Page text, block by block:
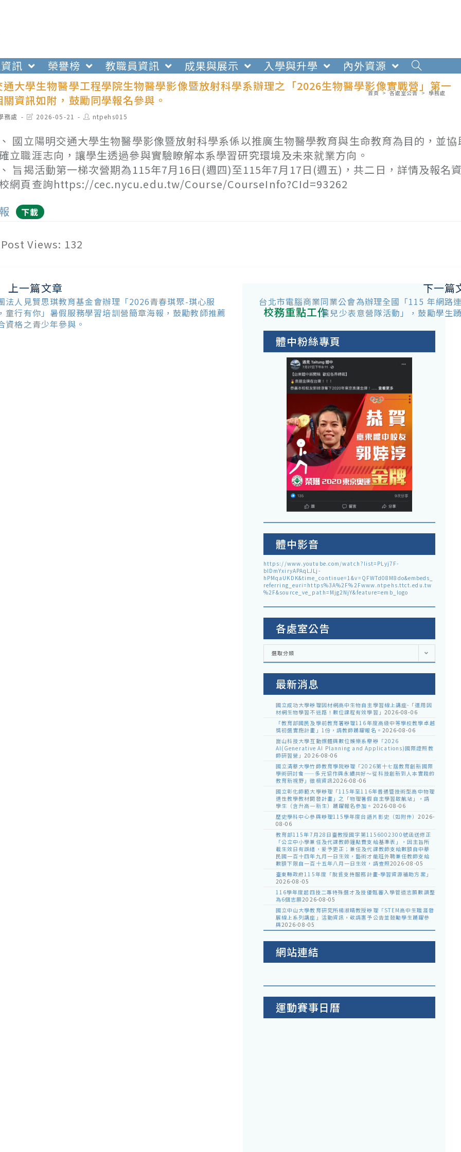
訊 榮譽榜 教職員資訊 成果與展示 入學與升學
內外資源
通大學生物醫學工程學院生物醫學影像暨放射科學系辦理之「2026生物醫學影像實戰營」第一
資訊如附，鼓勵同學報名參與。
首頁 > 各處室公告 > 學務處
務處
Post2026-05-21
Post
author:
ntpehs015
國立陽明交通大學生物醫學影像暨放射科學系係以推廣生物醫學教育與生命教育為目的，並
立職涯志向，讓學生透過參與實驗瞭解本系學習研究環境及未來就業方向。
旨揭活動第一梯次營期為115年7月16日(週四)至115年7月17日(週五)，共二日，詳情及報名
網頁查詢https://cec.nycu.edu.tw/Course/CourseInfo?CId=93262
下載
Post Views: 132
上一篇文章
法人見賢思琪教育基金會辦理「2026青春琪聚-琪心服
童行有你」暑假服務學習培訓營簡章海報，鼓勵教師推薦
資格之青少年參與。
下一篇
台北市電腦商業同業公會為辦理全國「115 年網路
策兒少表意營隊活動」，鼓勵學生
校務重點工作
體中粉絲專頁
體中影音
https://www.youtube.com/watch?list=PLyj7F-
blDmYxiryAPAqLJLj-
hPMqaUKDK&time_continue=1&v=QFWTd08M8do&embeds_
referring_euri=https%3A%2F%2Fwww.ntpehs.ttct.edu.tw
%2F&source_ve_path=Mjg2NjY&feature=emb_logo
各處室公告
各
室
選取分類
最新消息
國立成功大學辦理因材網高中生物自主學習線上講座-「運用因
材網生物學習不迷路！數位課程有效學習」 2026-08-06
「教育部國民及學前教育署辦理116年度高級中等學校教學卓越
獎初選實施計畫」1份，請教師踴躍報名。 2026-08-06
崑山科技大學互動媒體與數位娛樂系舉辦「2026
AI(Generative AI Planning and Applications)國際證照教
師研習營」2026-08-06
國立清華大學竹師教育學院辦理「2026第十七屆教育創新國際
學術研討會——多元協作與永續共好～從科技創新到人本實踐的
教育新視野」徵稿資訊2026-08-06
國立彰化師範大學辦理「115年至116年普通暨技術型高中物理
適性教學教材開發計畫」之「物理暑假自主學習啟航站」，請
學生（含升高一新生）踴躍報名參加。 2026-08-06
歷史學科中心參與辦理115學年度台語片影史（如附件）2026-
08-06
教育部115年7月28日臺教授國字第1156002300號函送修正
「公立中小學兼任及代課教師鐘點費支給基準表」，因主旨所
載生效日有誤繕，爰予更正；兼任及代課教師支給數額自中華
民國一百十四年九月一日生效，藝術才能班外聘兼任教師支給
數額下限自一百十五年八月一日生效，請查照2026-08-05
臺東縣政府115年度「脫貧支持服務計畫-學習資源補助方案」
2026-08-05
116學年度起四技二專特殊選才及技優甄審入學管道志願數調整
為6個志願2026-08-05
國立中山大學教育研究所楊淑晴教授辦理「STEM高中生職涯發
展線上系列講座」活動資訊，敬請惠予公告並鼓勵學生踴躍參
與2026-08-05
網站連結
運動賽事日曆